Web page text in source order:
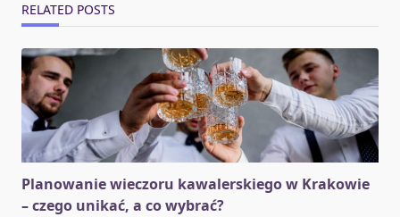
RELATED POSTS
Planowanie wieczoru kawalerskiego w Krakowie
– czego unikać, a co wybrać?